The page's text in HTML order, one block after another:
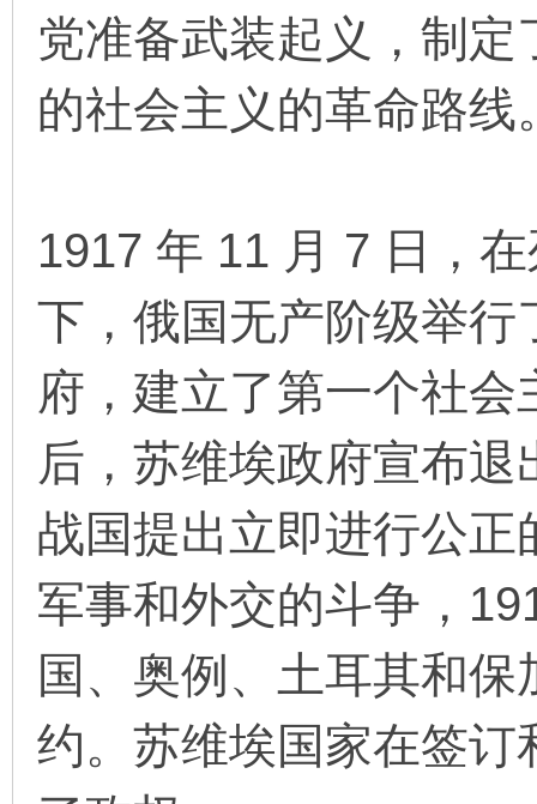
党准备武装起义，制
的社会主义的革命路线
1917 年 11 月 7 日，
下，俄国无产阶级举
府，建立了第一个社
后，苏维埃政府宣布
战国提出立即进行公
军事和外交的斗争，
国、奥例、土耳其和
约。苏维埃国家在签